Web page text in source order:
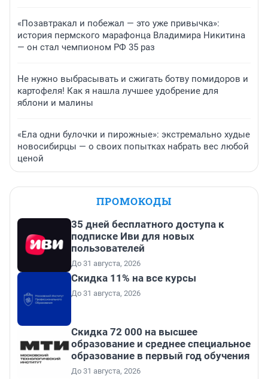
«Позавтракал и побежал — это уже привычка»:
история пермского марафонца Владимира Никитина
— он стал чемпионом РФ 35 раз
Не нужно выбрасывать и сжигать ботву помидоров и
картофеля! Как я нашла лучшее удобрение для
яблони и малины
«Ела одни булочки и пирожные»: экстремально худые
новосибирцы — о своих попытках набрать вес любой
ценой
ПРОМОКОДЫ
35 дней бесплатного доступа к
подписке Иви для новых
пользователей
До 31 августа, 2026
Скидка 11% на все курсы
До 31 августа, 2026
Скидка 72 000 на высшее
образование и среднее специальное
образование в первый год обучения
До 31 августа, 2026